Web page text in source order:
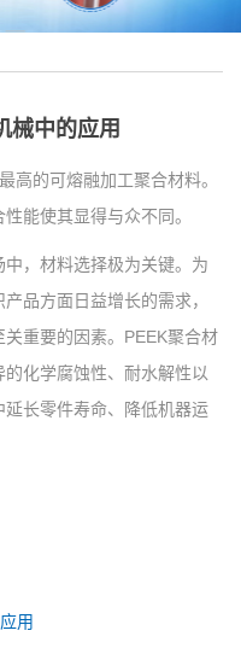
械中的应用
高的可熔融加工聚合材料。
能使其显得与众不同。
，材料选择极为关键。为
品方面日益增长的需求，
重要的因素。PEEK聚合材
化学腐蚀性、耐水解性以
长零件寿命、降低机器运
用